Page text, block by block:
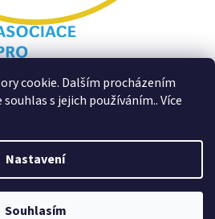
cookie. Dalším procházením
s jejich používáním.. Více
Nastavení
Souhlasím